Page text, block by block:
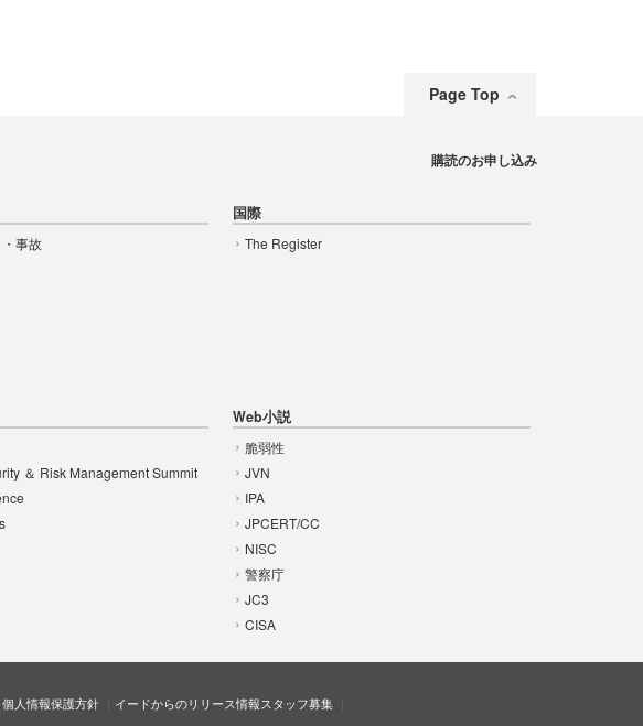
Page Top
事故
国際
The Register
＆ Risk Management Summit
Web小説
脆弱性
JVN
IPA
JPCERT/CC
NISC
警察庁
JC3
CISA
購読のお申し込み
個人情報保護方針 イードからのリリース情報スタッフ募集